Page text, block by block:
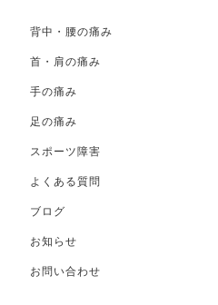
背中・腰の痛み
首・肩の痛み
手の痛み
足の痛み
スポーツ障害
よくある質問
ブログ
お知らせ
お問い合わせ